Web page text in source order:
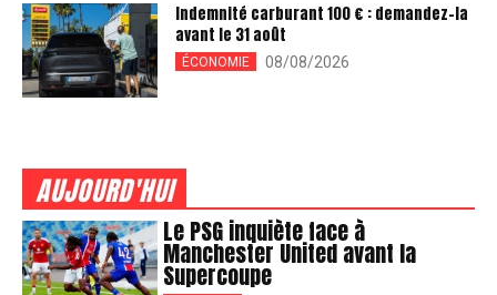
Indemnité carburant 100 € : demandez-la
avant le 31 août
ÉCONOMIE 08/08/2026
AUJOURD'HUI
Le PSG inquiète face à
Manchester United avant la
Supercoupe